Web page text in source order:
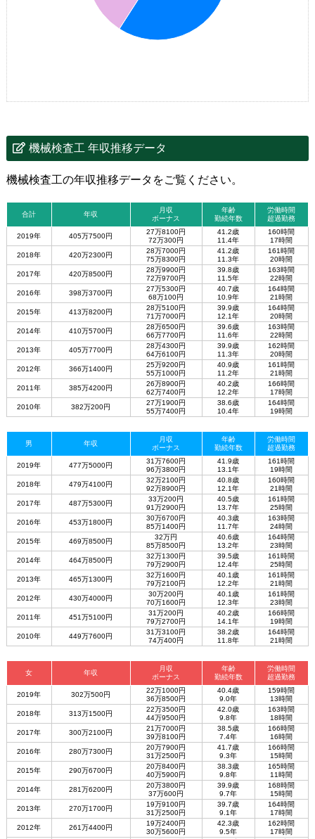
機械検査工 年収推移データ
機械検査工の年収推移データをご覧ください。
合計 年収
月収
ボーナス
年齢
勤続年数
労働時間
超過勤務
2019年 405万7500円
27万8100円
72万300円
41.2歳
11.4年
160時間
17時間
2018年
420万2300円
28万7000円
75万8300円
41.2歳
11.3年
161時間
20時間
2017年
420万8500円
28万9900円
72万9700円
39.8歳
11.5年
163時間
22時間
2016年
398万3700円
27万5300円
68万100円
40.7歳
10.9年
164時間
21時間
2015年
413万8200円
28万5100円
71万7000円
39.9歳
12.1年
164時間
20時間
2014年
410万5700円
28万6500円
66万7700円
39.6歳
11.6年
163時間
22時間
2013年
405万7700円
28万4300円
64万6100円
39.9歳
11.3年
162時間
20時間
2012年
366万1400円
25万9200円
55万1000円
40.9歳
11.2年
161時間
21時間
2011年
385万4200円
26万8900円
62万7400円
40.2歳
12.2年
166時間
17時間
2010年
382万200円
27万1900円
55万7400円
38.6歳
10.4年
164時間
19時間
男 年収
月収
ボーナス
年齢
勤続年数
労働時間
超過勤務
2019年 477万5000円
31万7600円
96万3800円
41.9歳
13.1年
161時間
19時間
2018年
479万4100円
32万2100円
92万8900円
40.8歳
12.1年
160時間
21時間
2017年
487万5300円
33万200円
91万2900円
40.5歳
13.7年
161時間
25時間
2016年
453万1800円
30万6700円
85万1400円
40.3歳
11.7年
163時間
24時間
2015年
469万8500円
32万円
85万8500円
40.6歳
13.2年
164時間
23時間
2014年
464万8500円
32万1300円
79万2900円
39.5歳
12.4年
161時間
25時間
2013年
465万1300円
32万1600円
79万2100円
40.1歳
12.2年
161時間
21時間
2012年
430万4000円
30万200円
70万1600円
40.1歳
12.3年
161時間
23時間
2011年
451万5100円
31万200円
79万2700円
40.2歳
14.1年
166時間
19時間
2010年
449万7600円
31万3100円
74万400円
38.2歳
11.8年
164時間
21時間
女 年収
月収
ボーナス
年齢
勤続年数
労働時間
超過勤務
2019年 302万500円
22万1000円
36万8500円
40.4歳
9.0年
159時間
13時間
2018年
313万1500円
22万3500円
44万9500円
42.0歳
9.8年
163時間
18時間
2017年
300万2100円
21万7000円
39万8100円
38.5歳
7.4年
166時間
16時間
2016年
280万7300円
20万7900円
31万2500円
41.7歳
9.3年
166時間
15時間
2015年
290万6700円
20万8400円
40万5900円
38.3歳
9.8年
165時間
11時間
2014年
281万6200円
20万3800円
37万600円
39.9歳
9.7年
168時間
15時間
2013年
270万1700円
19万9100円
31万2500円
39.7歳
9.1年
164時間
17時間
2012年
261万4400円
19万2400円
30万5600円
42.3歳
9.5年
162時間
17時間